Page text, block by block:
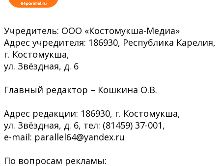
Учредитель: ООО «Костомукша-Медиа»
Адрес учредителя: 186930, Республика Карелия,
г. Костомукша,
ул. Звёздная, д. 6
Главный редактор – Кошкина О.В.
Адрес редакции: 186930, г. Костомукша,
ул. Звёздная, д. 6, тел: (81459) 37-001,
e-mail: parallel64@yandex.ru
По вопросам рекламы: